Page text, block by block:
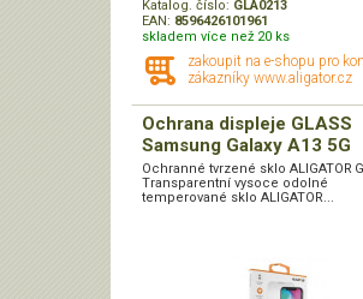
Katalog. číslo: GLA0213
EAN: 8596426101961
skladem více než 20 ks
zakoupit na e-shopu pro
zákazníky www.aligator.cz
Ochrana displeje GLASS
Samsung Galaxy A13 5G
Ochranné tvrzené sklo ALIGATOR
Transparentní vysoce odolné
temperované sklo ALIGATOR...